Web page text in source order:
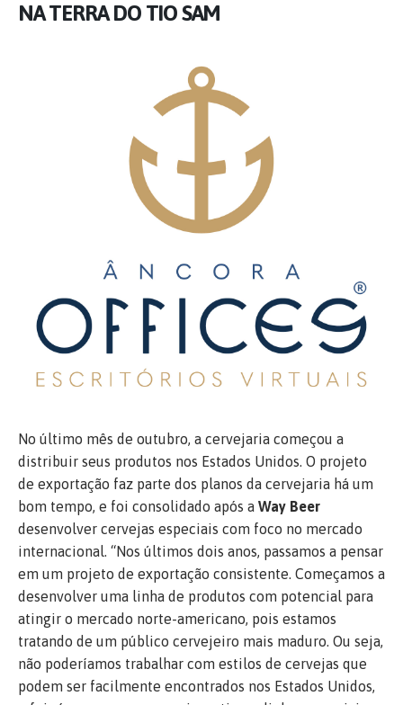
NA TERRA DO TIO SAM
No último mês de outubro, a cervejaria começou a
distribuir seus produtos nos Estados Unidos. O projeto
de exportação faz parte dos planos da cervejaria há um
bom tempo, e foi consolidado após a Way Beer
desenvolver cervejas especiais com foco no mercado
internacional. “Nos últimos dois anos, passamos a pensar
em um projeto de exportação consistente. Começamos a
desenvolver uma linha de produtos com potencial para
atingir o mercado norte-americano, pois estamos
tratando de um público cervejeiro mais maduro. Ou seja,
não poderíamos trabalhar com estilos de cervejas que
podem ser facilmente encontrados nos Estados Unidos,